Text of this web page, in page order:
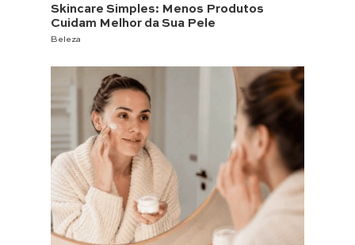
Skincare Simples: Menos Produtos
Cuidam Melhor da Sua Pele
Beleza